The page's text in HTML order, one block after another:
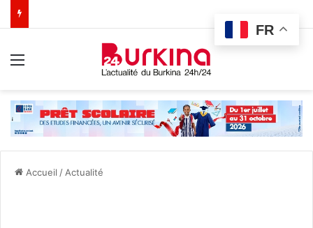
Accueil / Actualité
FR